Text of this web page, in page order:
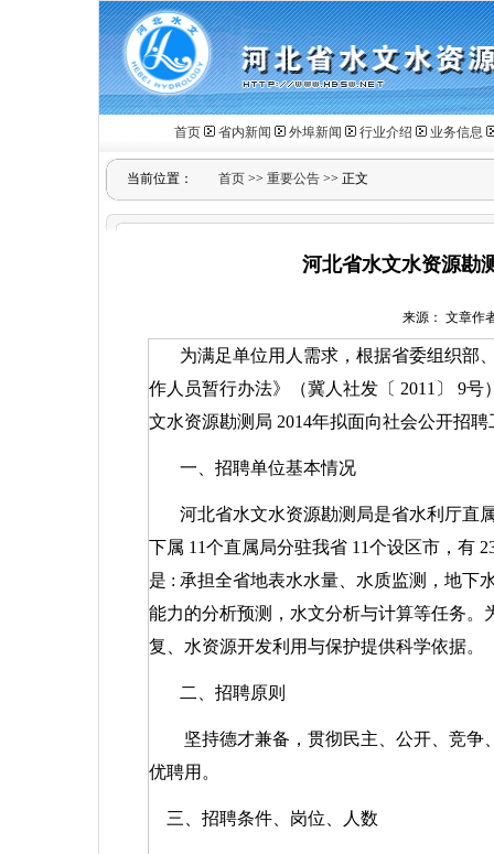
首页 省内新闻 外埠新闻 行业介绍 业务信息
当前位置： 首页 >> 重要公告 >> 正文
河北省水文水资源勘
来源： 文章作
为满足单位用人需求，根据省委组织部
作人员暂行办法》（冀人社发〔 2011 〕 9号
文水资源勘测局 2014年拟面向社会公开招
一、招聘单位基本情况
河北省水文水资源勘测局是省水利厅直
下属 11个直属局分驻我省 11个设区市，有
是 : 承担全省地表水水量、水质监测，地下
能力的分析预测，水文分析与计算等任务
复、水资源开发利用与保护提供科学依据。
二、招聘原则
坚持德才兼备，贯彻民主、公开、竞争
优聘用。
三、招聘条件、岗位、人数